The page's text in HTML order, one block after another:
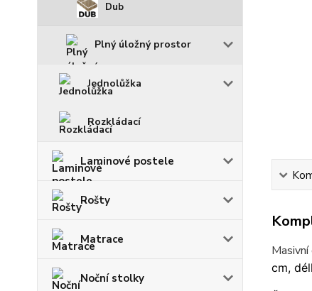
Dub
Plný úložný prostor
Jednolůžka
Rozkládací
Laminové postele
Rošty
Matrace
Noční stolky
cm,